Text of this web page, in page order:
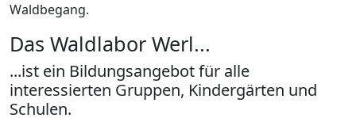
Waldbegang.
Das Waldlabor Werl...
...ist ein Bildungsangebot für alle
interessierten Gruppen, Kindergärten und
Schulen.